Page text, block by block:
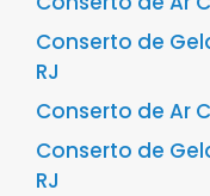
Conserto de
RJ
Conserto de Ar
Conserto de
RJ